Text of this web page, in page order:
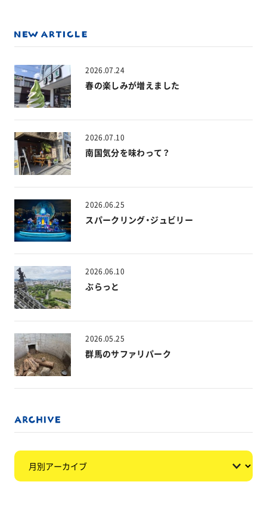
2026.07.24
春の楽しみが増えました
2026.07.10
南国気分を味わって？
2026.06.25
スパークリング・ジュビリー
2026.06.10
ぶらっと
2026.05.25
群馬のサファリパーク